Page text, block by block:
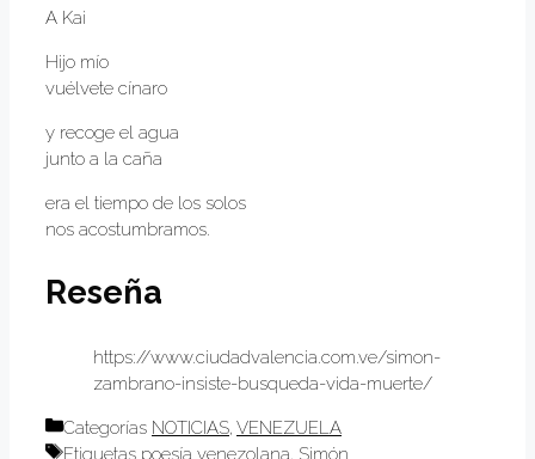
A Kai
Hijo mío
vuélvete cínaro
y recoge el agua
junto a la caña
era el tiempo de los solos
nos acostumbramos.
Reseña
https://www.ciudadvalencia.com.ve/simon-
zambrano-insiste-busqueda-vida-muerte/
Categorías NOTICIAS, VENEZUELA
Etiquetas poesía venezolana, Simón